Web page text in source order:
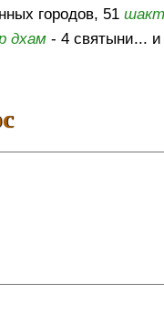
городов, 51
дхам - 4 святыни...